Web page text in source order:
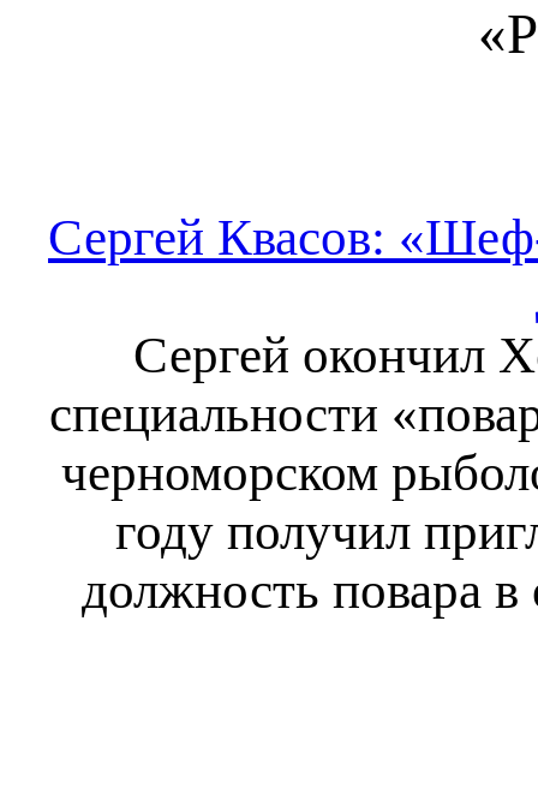
Сергей Квасов:
Сергей окончил
специальности
черноморском
году получил
должность повара